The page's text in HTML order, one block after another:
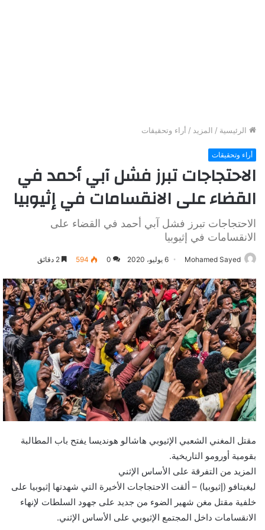
الرئيسية / المزيد / أراء وتحقيقات
أراء وتحقيقات
الاحتجاجات تبرز فشل آبي أحمد في
القضاء على الانقسامات في إثيوبيا
الاحتجاجات تبرز فشل آبي أحمد في القضاء على
الانقسامات في إثيوبيا
Mohamed Sayed 6 يوليو، 2020 0
594
مقتل المغني الشعبي الإثيوبي هاشالو هونديسا يفتح باب المطالبة
بقومية أورومو التاريخية.
المزيد من التفرقة على الأساس الإثني
ليغيتافو (إثيوبيا) – ألقت الاحتجاجات الأخيرة التي شهدتها إثيوبيا على
خلفية مقتل مغن شهير الضوء من جديد على جهود السلطات لإنهاء
الانقسامات داخل المجتمع الإثيوبي على الأساس الإثني.